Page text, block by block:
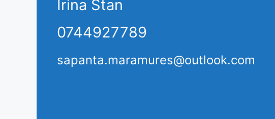
Irina Stan
0744927789
sapanta.maramures@outlook.com